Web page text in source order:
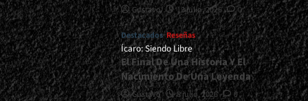
Gustavo 13 julio, 2026 0
Destacados Reseñas
Ícaro: Siendo Libre
El Final De Una Historia Y El
Nacimiento De Una Leyenda
Gustavo 8 julio, 2026 0